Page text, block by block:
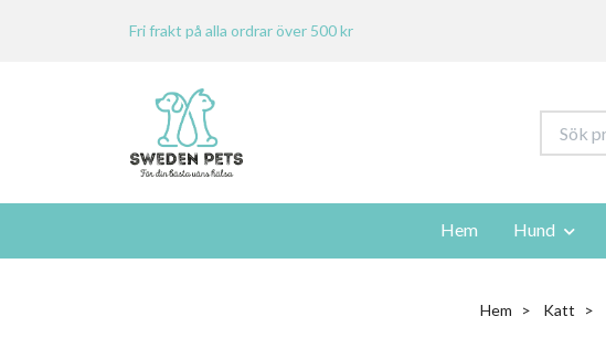
Fri frakt på alla ordrar över 500 kr
Hem Hund
Hem Katt